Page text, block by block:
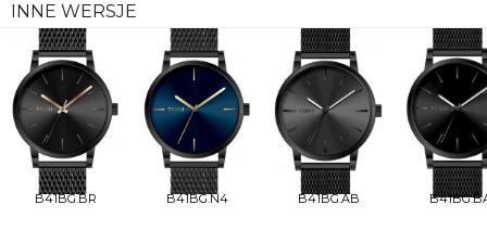
INNE WERSJE
B41BG.BR B41BG.N4 B41BG.AB